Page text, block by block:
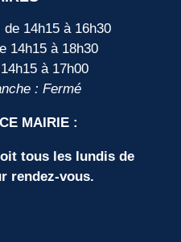
de 14h15 à 16h30
14h15 à 18h30
à 17h00
: Fermé
MAIRIE :
tous les lundis de
rendez-vous.